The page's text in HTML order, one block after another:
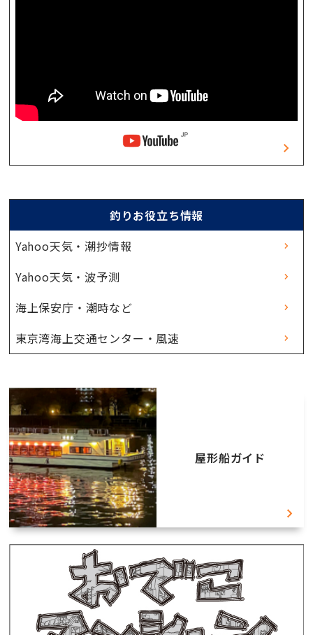
釣りお役立ち情報
Yahoo天気・潮抄情報
Yahoo天気・波予測
海上保安庁・潮時など
東京湾海上交通センター・風速
屋形船ガイド